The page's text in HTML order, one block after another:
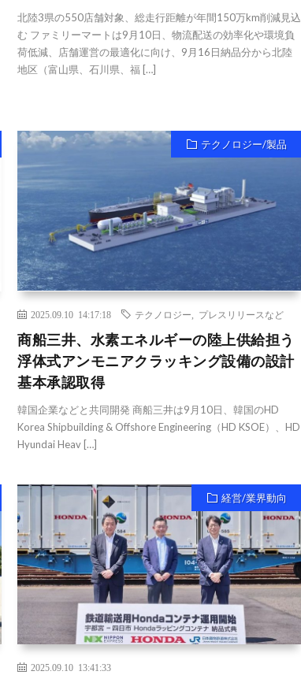
北陸3県の550店舗対象、総走行距離が年間150万km削減見込
む ファミリーマートは9月10日、物流配送の効率化や環境負
荷低減、店舗運営の最適化に向け、9月16日納品分から北陸
地区（富山県、石川県、福 […]
テクノロジー/製品
2025.09.10 14:17:18 テクノロジー プレスリリースなど
商船三井、水素エネルギーの陸上供給担う
浮体式アンモニアクラッキング設備の設計
基本承認取得
韓国企業などと共同開発 商船三井は9月10日、韓国のHD
Korea Shipbuilding & Offshore Engineering（HD KSOE）、HD
Hyundai Heav […]
経営/業界動向
2025.09.10 13:41:33